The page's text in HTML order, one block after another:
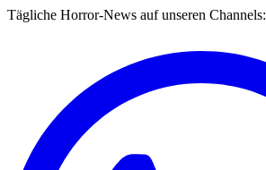
Tägliche Horror-News auf unseren Channels: